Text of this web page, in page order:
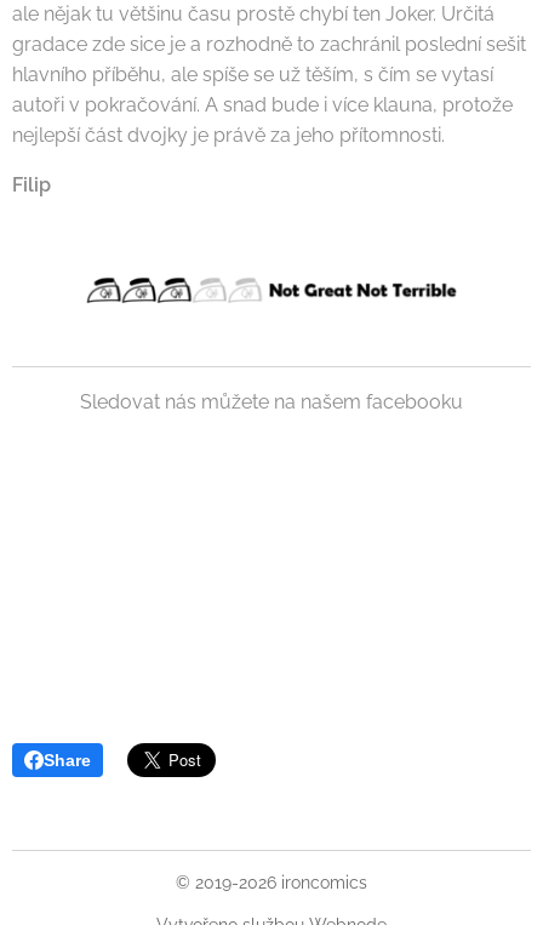
ale nějak tu většinu času prostě chybí ten Joker. Určitá
gradace zde sice je a rozhodně to zachránil poslední sešit
hlavního příběhu, ale spíše se už těším, s čím se vytasí
autoři v pokračování. A snad bude i více klauna, protože
nejlepší část dvojky je právě za jeho přítomnosti.
Filip
Sledovat nás můžete na našem facebooku
Share
© 2019-2026 ironcomics